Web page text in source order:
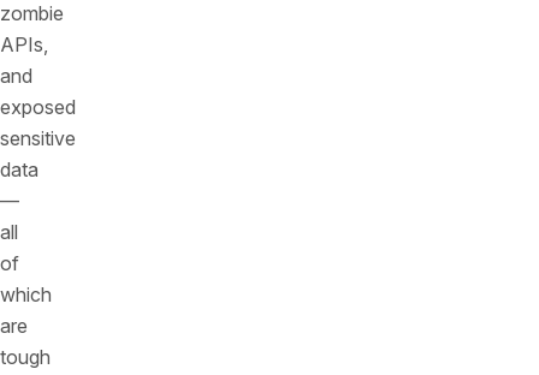
zombie
APIs,
and
exposed
sensitive
data
—
all
of
which
are
tough